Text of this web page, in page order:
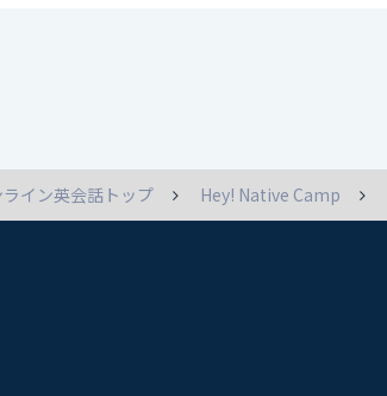
ライン英会話トップ Hey! Native Camp